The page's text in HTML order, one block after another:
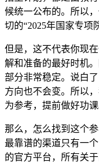
候统一公布的。所以
切的“2025年国家专项
但是，这不代表你现
解和准备的最好时机
部分非常稳定。说白
方向也不会变。所以
为参考，提前做好功课
那么，怎么找到这个参
最靠谱的渠道只有一
的官方平台，所有关